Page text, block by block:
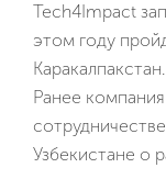
Tech4Impact
этом году
Каракалпакстан.
Ранее
Узбекистане о